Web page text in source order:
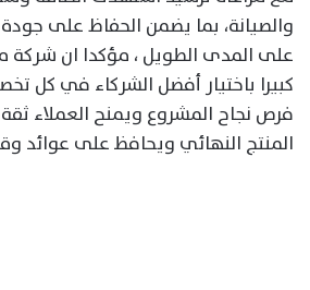
والصيانة، بما يضمن الحفاظ على
على المدى الطويل ، مؤكدا ان شركة
كبيرا باختيار أفضل الشركاء في كل
فرص نجاح المشروع ويمنح العملاء
المنتج النهائي ويحافظ على عوائد